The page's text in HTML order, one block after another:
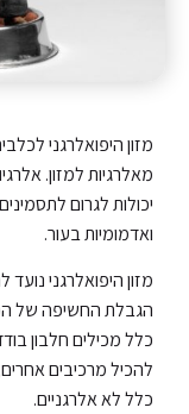
מזון היפואלרגני
מאלרגיות למזון.
יכולות לגרום לתסמינים
ואדמומיות בעור.
מזון היפואלרגני נועד
הגבלת החשיפה של
כלל מכילים חלבון
להכיל מרכיבים אחרים,
כלל לא אלרגניים.